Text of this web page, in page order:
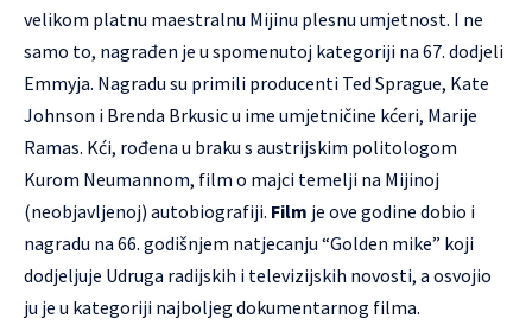
velikom platnu maestralnu Mijinu plesnu umjetnost. I ne
samo to, nagrađen je u spomenutoj kategoriji na 67. dodjeli
Emmyja. Nagradu su primili producenti Ted Sprague, Kate
Johnson i Brenda Brkusic u ime umjetničine kćeri, Marije
Ramas. Kći, rođena u braku s austrijskim politologom
Kurom Neumannom, film o majci temelji na Mijinoj
(neobjavljenoj) autobiografiji. Film je ove godine dobio i
nagradu na 66. godišnjem natjecanju “Golden mike” koji
dodjeljuje Udruga radijskih i televizijskih novosti, a osvojio
ju je u kategoriji najboljeg dokumentarnog filma.